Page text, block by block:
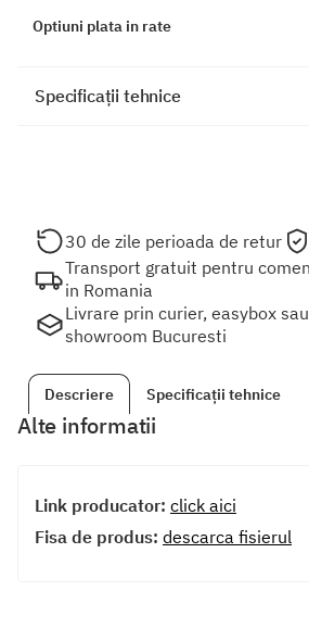
Optiuni plata in rate
Specificații tehnice
30 de zile perioada de retur
Transport gratuit pentru
in Romania
Livrare prin curier, easybox
showroom Bucuresti
Descriere Specificații tehnice
Alte informatii
Link producator: click aici
Fisa de produs: descarca fisierul